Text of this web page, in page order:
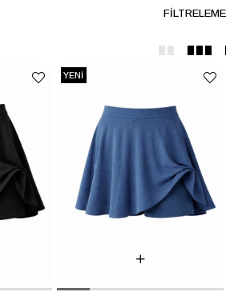
FILTRELEME
YENI